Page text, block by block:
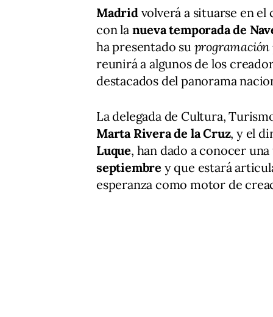
Madridvolverá a situarse en el
con la nueva temporada de
ha presentado su programación
reunirá a algunos de los
destacados del panorama
La delegada de Cultura,
Marta Rivera de la Cruz, y el
Luque, han dado a conocer una
septiembre y que estará
esperanza como motor de